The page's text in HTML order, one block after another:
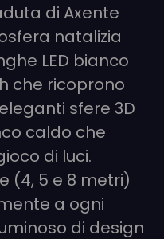
di Axente
natalizia
LED bianco
che ricoprono
sfere 3D
caldo che
di luci.
(4, 5 e 8 metri)
a ogni
di design